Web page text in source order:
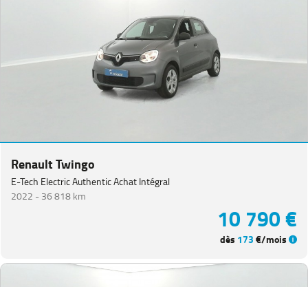
Renault Twingo
E-Tech Electric Authentic Achat Intégral
2022 -36 818 km
10 790 €
dès 173€/mois